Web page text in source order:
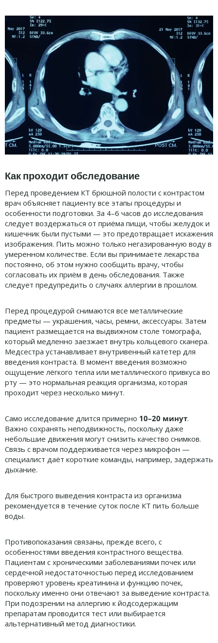
Как проходит обследование
Перед проведением КТ брюшной полости с контрастом
врач объясняет пациенту все этапы процедуры и
особенности подготовки. За 4–6 часов до исследования
следует воздержаться от приёма пищи, чтобы желудок и
кишечник были пустыми — это предотвращает искажения
изображения. Пить можно только негазированную воду в
умеренном количестве. Если вы принимаете лекарства
постоянно, об этом нужно сообщить врачу, чтобы
согласовать их приём в день обследования. Также
следует предупредить о случаях аллергии в прошлом.
Перед процедурой снимаются все металлические
предметы — украшения, часы, ремни, аксессуары. Затем
пациент размещается на выдвижном столе томографа,
который медленно заезжает внутрь кольцевого сканера.
Медсестра устанавливает внутривенный катетер для
введения контраста. В момент введения возможно
ощущение лёгкого тепла или металлического привкуса во
рту — это нормальная реакция организма, которая
проходит через несколько минут.
Само исследование длится примерно 10–20 минут.
Важно сохранять неподвижность, поскольку даже
небольшие движения могут снизить качество снимков.
Связь с врачом поддерживается через микрофон —
специалист даёт короткие команды, например, задержать
дыхание.
Для быстрого выведения контраста из организма
рекомендуется в течение суток после КТ пить больше
воды.
Противопоказания связаны, прежде всего, с
особенностями введения контрастного вещества.
Пациентам с хроническими заболеваниями почек или
сердечной недостаточностью перед исследованием
проверяют уровень креатинина и функцию почек,
поскольку именно они отвечают за выведение контраста.
При подозрении на аллергию к йодсодержащим
препаратам проводится тест или выбирается
альтернативный метод диагностики.